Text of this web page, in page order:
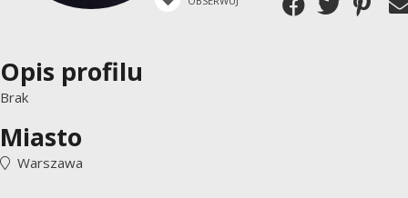
Opis profilu
Brak
Miasto
Warszawa